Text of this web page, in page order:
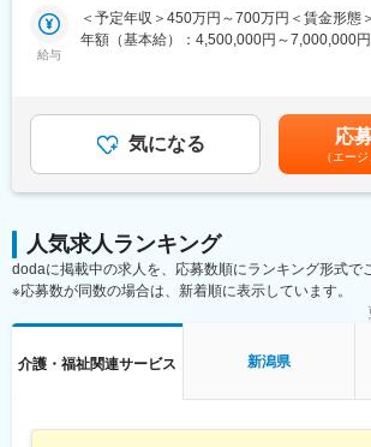
りがいのあるお仕事です。私たちは福祉企
取り入れたり、業務のDX化を全力で進めて
・全国の障がい者支援施設のネットワーク
・クラウドサービスを活用したサーバ環境
・裁量権が大きいため、自ら課題を見つけ、
し、改善し続ける経験を得ることができま
・成長フェーズのため、様々なチャンスがあ
や経験、実績とともに様々な挑戦ができます
■当社について：
祉事業を展開し、障がいのある方々のデジ
給与
＜予定年収＞450万円～700万円＜賃金形態
年額（基本給）：4,500,000円～7,000,000
安の金額であり、選考を通じて上下する可能
(月額)は固定手当を含めた表記です。
気になる 応
（エー
人気求人ランキング
dodaに掲載中の求人を、応募数順にランキング形式で
※応募数が同数の場合は、新着順に表示しています。
介護・福祉関連サービス 新潟県